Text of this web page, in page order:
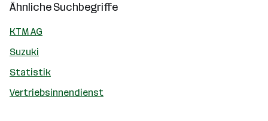
Ähnliche Suchbegriffe
KTM AG
Suzuki
Statistik
Vertriebsinnendienst